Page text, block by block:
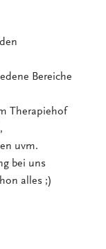
Bereiche
Therapiehof
uvm.
bei uns
alles ;)